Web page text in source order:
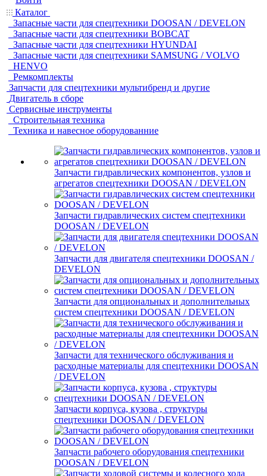
Каталог
Запасные части для спецтехники DOOSAN / DEVELON
Запасные части для спецтехники BOBCAT
Запасные части для спецтехники HYUNDAI
Запасные части для спецтехники SAMSUNG / VOLVO
HENVO
Ремкомплекты
Запчасти для спецтехники мультибренд и другие
Двигатель в сборе
Сервисные инструменты
Строительная техника
Техника и навесное оборудованние
Запчасти гидравлических компонентов, узлов и
агрегатов спецтехники DOOSAN / DEVELON
Запчасти гидравлических систем спецтехники
DOOSAN / DEVELON
Запчасти для двигателя спецтехники DOOSAN /
DEVELON
Запчасти для опциональных и дополнительных
систем спецтехники DOOSAN / DEVELON
Запчасти для технического обслуживания и
расходные материалы для спецтехники DOOSAN
/ DEVELON
Запчасти корпуса, кузова , структуры
спецтехники DOOSAN / DEVELON
Запчасти рабочего оборудования спецтехники
DOOSAN / DEVELON